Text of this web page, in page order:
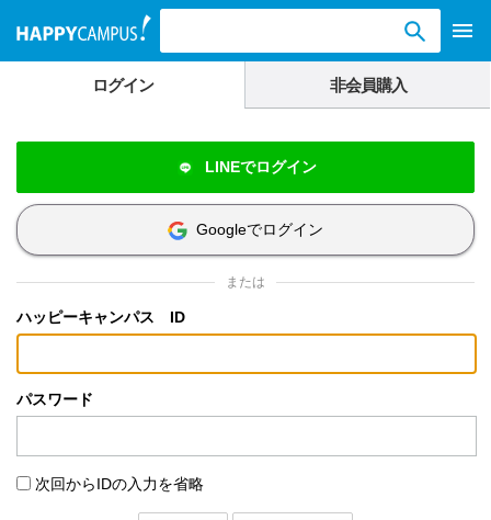
ログイン 非会員購入
LINEでログイン
Googleでログイン
または
ハッピーキャンパス ID
パスワード
次回からIDの入力を省略